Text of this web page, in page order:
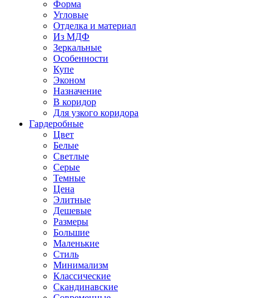
Форма
Угловые
Отделка и материал
Из МДФ
Зеркальные
Особенности
Купе
Эконом
Назначение
В коридор
Для узкого коридора
Гардеробные
Цвет
Белые
Светлые
Серые
Темные
Цена
Элитные
Дешевые
Размеры
Большие
Маленькие
Стиль
Минимализм
Классические
Скандинавские